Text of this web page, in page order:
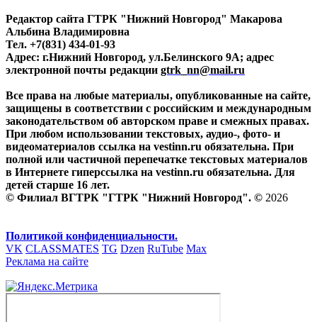
Редактор сайта ГТРК "Нижний Новгород" Макарова
Альбина Владимировна
Тел. +7(831) 434-01-93
Адрес: г.Нижний Новгород, ул.Белинского 9А; адрес
электронной почты редакции gtrk_nn@mail.ru
Все права на любые материалы, опубликованные на сайте,
защищены в соответствии с российским и международным
законодательством об авторском праве и смежных правах.
При любом использовании текстовых, аудио-, фото- и
видеоматериалов ссылка на vestinn.ru обязательна. При
полной или частичной перепечатке текстовых материалов
в Интернете гиперссылка на vestinn.ru обязательна. Для
детей старше 16 лет.
© Филиал ВГТРК "ГТРК "Нижний Новгород". © 2026
Политикой конфиденциальности.
VK CLASSMATES TG Dzen RuTube Max
Реклама на сайте